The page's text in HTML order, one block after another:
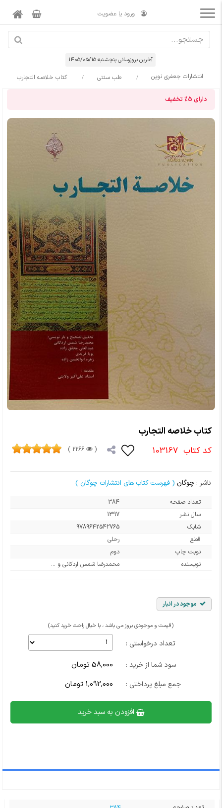
ورود یا عضویت
آخرین بروزرسانی پنچشنبه 1405/05/15
انتشارات جعفری نوین طب سنتی کتاب خلاصه التجارب
دارای 5% تخفیف
کتاب خلاصه التجارب
کد کتاب 103167
(
2266 )
ناشر : چوگان ( فهرست کتاب های انتشارات چوگان )
تعداد صفحه
384
سال نشر
1397
شابک
9789642542765
قطع
رحلی
نوبت چاپ
دوم
نویسنده
محمدرضا شمس اردکانی و ...
موجود در انبار
(قیمت و موجودی بروز می باشد ، با خیال راحت خرید کنید)
تعداد درخواستی :
سود شما از خرید : 58,000 تومان
جمع مبلغ پرداختی : 1,092,000 تومان
افزودن به سبد خرید